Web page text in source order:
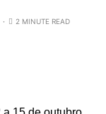
2 MINUTE READ